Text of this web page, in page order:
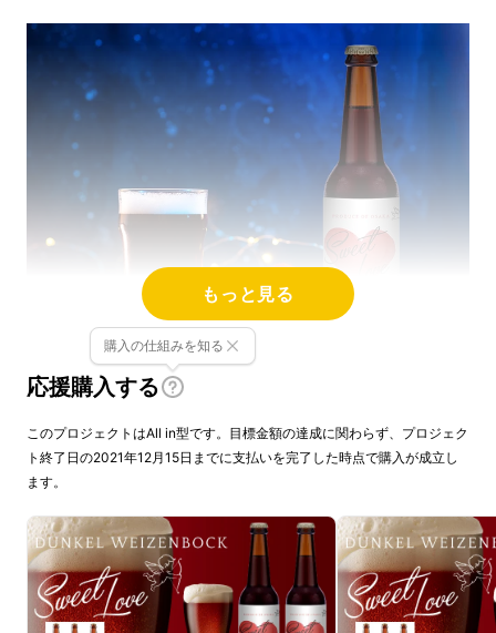
チョコの奥にほんのり香るバナナ風味、実は
「デュンケルヴァイツェンボック」というスタ
イルのビール。香ばしくスモーキーでフルー
ティな香りと、甘くトロリと濃厚な風味に醸造
するためには、惜しみない手間とコストと時間
のかかる逸品です。
並々ならぬビール愛をもつ我が泉佐野ブルーイ
もっと見る
応援購入する
購入の仕組みを知る
このプロジェクトはAll in型です。目標金額の達成に関わらず、プロジェク
ト終了日の2021年12月15日までに支払いを完了した時点で購入が成立し
ます。